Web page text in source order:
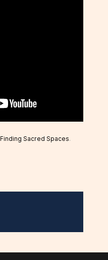
Finding Sacred Spaces.